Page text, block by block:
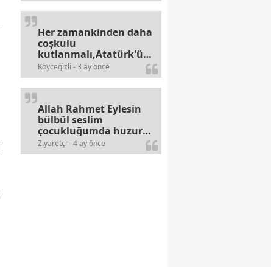
Köyceğizli - 3 ay önce
Her zamankinden daha
coşkulu
kutlanmalı,Atatürk'ün
bayramlarına olan
alerjileri bitmez,bahane
arayan illaki bulur.
Ziyaretçi - 4 ay önce
Allah Rahmet Eylesin
bülbül seslim
çocukluğumda huzur
olurdu evimize.
Ablamla bağıra bağıra